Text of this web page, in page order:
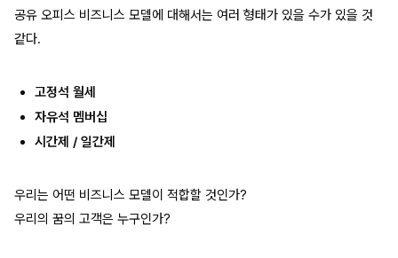
공유 오피스 비즈니스 모델에 대해서는 여러 형태가 있을 수가 있을 것
같다.
고정석 월세
자유석 멤버십
시간제 / 일간제
우리는 어떤 비즈니스 모델이 적합할 것인가?
우리의 꿈의 고객은 누구인가?